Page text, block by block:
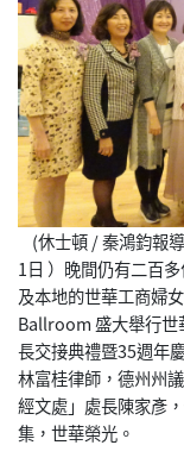
(休士頓 / 秦鴻鈞報
1日 ）晚間仍有二百
及本地的世華工商婦
Ballroom 盛大舉行世
長交接典禮暨35週年
林富桂律師，德州州
經文處」處長陳家彥
集，世華榮光。